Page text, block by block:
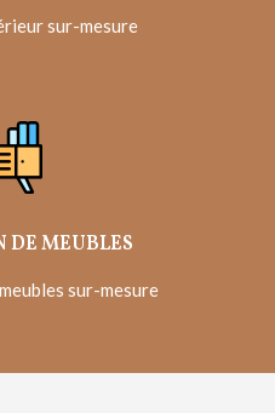
sur-mesure
DE MEUBLES
sur-mesure